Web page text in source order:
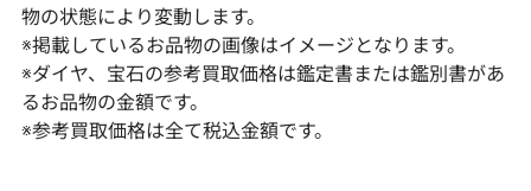
K18WG/K14WG サファイア・ダイヤモン
ド ピアス/イヤリング S1.27・D0.28・
S1.27・D0.28ct
Pt･Pm900 サフ
物の状態により変動します。
※掲載しているお品物の画像はイメージとなります。
※ダイヤ、宝石の参考買取価格は鑑定書または鑑別書があ
るお品物の金額です。
※参考買取価格は全て税込金額です。